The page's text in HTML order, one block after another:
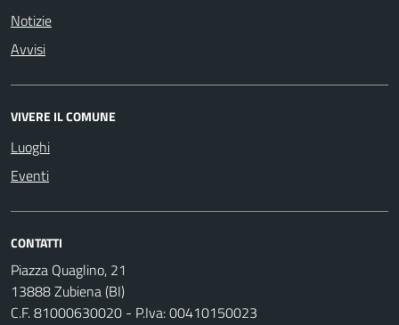
Notizie
Avvisi
VIVERE IL COMUNE
Luoghi
Eventi
CONTATTI
Piazza Quaglino, 21
13888 Zubiena (BI)
C.F. 81000630020 - P.Iva: 00410150023